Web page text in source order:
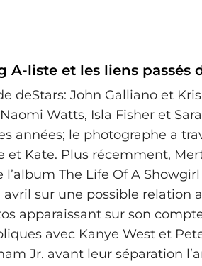
A‑liste et les liens passés
deStars: John Galliano et
Watts, Isla Fisher et
années; le photographe a
et Kate. Plus récemment,
The Life Of A
sur une possible relation
apparaissant sur son
avec Kanye West et
Jr. avant leur séparation